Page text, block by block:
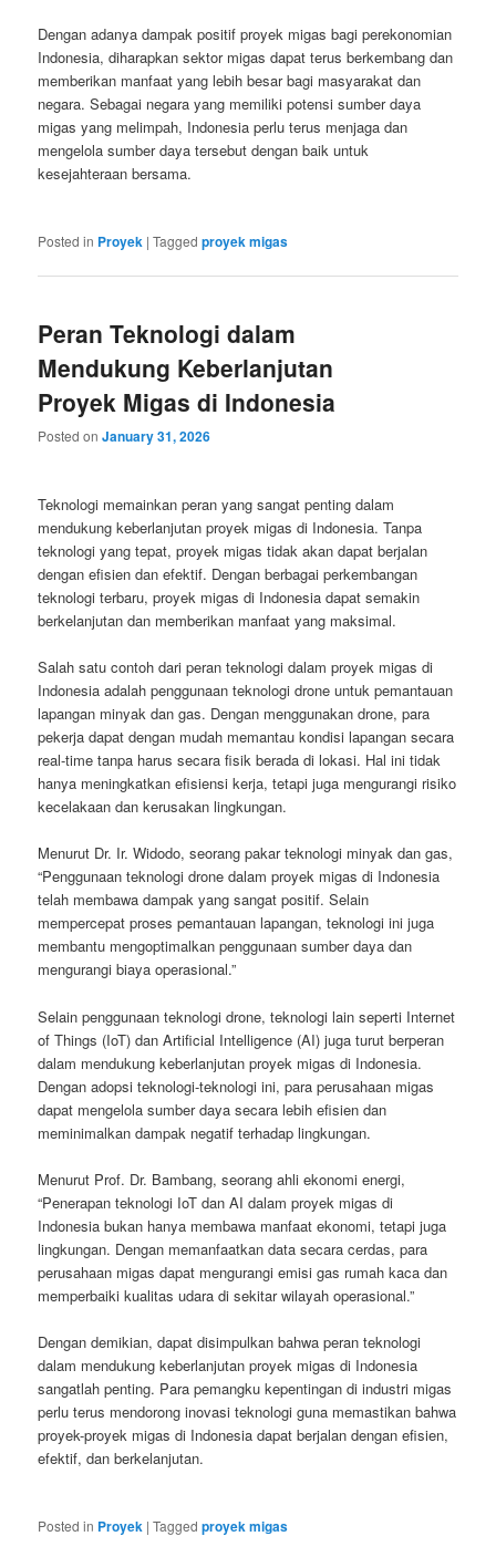
Dengan adanya dampak positif proyek migas bagi perekonomian
Indonesia, diharapkan sektor migas dapat terus berkembang dan
memberikan manfaat yang lebih besar bagi masyarakat dan
negara. Sebagai negara yang memiliki potensi sumber daya
migas yang melimpah, Indonesia perlu terus menjaga dan
mengelola sumber daya tersebut dengan baik untuk
kesejahteraan bersama.
Posted in Proyek |Tagged proyek migas
Peran Teknologi dalam
Mendukung Keberlanjutan
Proyek Migas di Indonesia
Posted onJanuary 31, 2026
Teknologi memainkan peran yang sangat penting dalam
mendukung keberlanjutan proyek migas di Indonesia. Tanpa
teknologi yang tepat, proyek migas tidak akan dapat berjalan
dengan efisien dan efektif. Dengan berbagai perkembangan
teknologi terbaru, proyek migas di Indonesia dapat semakin
berkelanjutan dan memberikan manfaat yang maksimal.
Salah satu contoh dari peran teknologi dalam proyek migas di
Indonesia adalah penggunaan teknologi drone untuk pemantauan
lapangan minyak dan gas. Dengan menggunakan drone, para
pekerja dapat dengan mudah memantau kondisi lapangan secara
real-time tanpa harus secara fisik berada di lokasi. Hal ini tidak
hanya meningkatkan efisiensi kerja, tetapi juga mengurangi risiko
kecelakaan dan kerusakan lingkungan.
Menurut Dr. Ir. Widodo, seorang pakar teknologi minyak dan gas,
“Penggunaan teknologi drone dalam proyek migas di Indonesia
telah membawa dampak yang sangat positif. Selain
mempercepat proses pemantauan lapangan, teknologi ini juga
membantu mengoptimalkan penggunaan sumber daya dan
mengurangi biaya operasional.”
Selain penggunaan teknologi drone, teknologi lain seperti Internet
of Things (IoT) dan Artificial Intelligence (AI) juga turut berperan
dalam mendukung keberlanjutan proyek migas di Indonesia.
Dengan adopsi teknologi-teknologi ini, para perusahaan migas
dapat mengelola sumber daya secara lebih efisien dan
meminimalkan dampak negatif terhadap lingkungan.
Menurut Prof. Dr. Bambang, seorang ahli ekonomi energi,
“Penerapan teknologi IoT dan AI dalam proyek migas di
Indonesia bukan hanya membawa manfaat ekonomi, tetapi juga
lingkungan. Dengan memanfaatkan data secara cerdas, para
perusahaan migas dapat mengurangi emisi gas rumah kaca dan
memperbaiki kualitas udara di sekitar wilayah operasional.”
Dengan demikian, dapat disimpulkan bahwa peran teknologi
dalam mendukung keberlanjutan proyek migas di Indonesia
sangatlah penting. Para pemangku kepentingan di industri migas
perlu terus mendorong inovasi teknologi guna memastikan bahwa
proyek-proyek migas di Indonesia dapat berjalan dengan efisien,
efektif, dan berkelanjutan.
Posted in Proyek |Tagged proyek migas